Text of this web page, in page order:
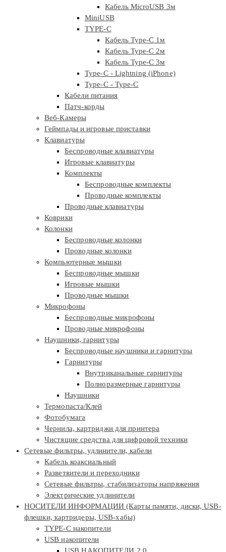
Кабель MicroUSB 3м
MiniUSB
TYPE-C
Кабель Type-C 1м
Кабель Type-C 2м
Кабель Type-C 3м
Type-C - Lightning (iPhone)
Type-C - Type-C
Кабели питания
Патч-корды
Веб-Камеры
Геймпады и игровые приставки
Клавиатуры
Беспроводные клавиатуры
Игровые клавиатуры
Комплекты
Беспроводные комплекты
Проводные комплекты
Проводные клавиатуры
Коврики
Колонки
Беспроводные колонки
Проводные колонки
Компьютерные мышки
Беспроводные мышки
Игровые мышки
Проводные мышки
Микрофоны
Беспроводные микрофоны
Проводные микрофоны
Наушники, гарнитуры
Беспроводные наушники и гарнитуры
Гарнитуры
Внутриканальные гарнитуры
Полноразмерные гарнитуры
Наушники
Термопаста/Клей
Фотобумага
Чернила, картриджи для принтера
Чистящие средства для цифровой техники
Сетевые фильтры, удлинители, кабели
Кабель коаксиальный
Разветвители и переходники
Сетевые фильтры, стабилизаторы напряжения
Электрические удлинители
НОСИТЕЛИ ИНФОРМАЦИИ (Карты памяти, диски, USB-
флешки, картридеры, USB-хабы)
TYPE-C накопители
USB накопители
USB НАКОПИТЕЛИ 2.0